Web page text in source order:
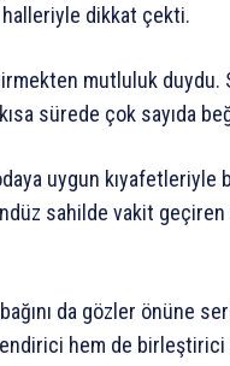
dikkat çekti.
mutluluk duydu.
sürede çok sayıda
uygun kıyafetleriyle
sahilde vakit
da gözler önüne
hem de birleştirici